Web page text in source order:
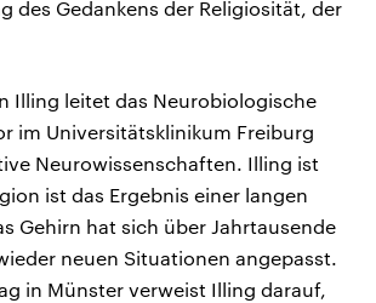
des Gedankens der Religiosität, der
Illing leitet das Neurobiologische
im Universitätsklinikum Freiburg
Neurowissenschaften. Illing ist
ist das Ergebnis einer langen
Gehirn hat sich über Jahrtausende
neuen Situationen angepasst.
in Münster verweist Illing darauf,